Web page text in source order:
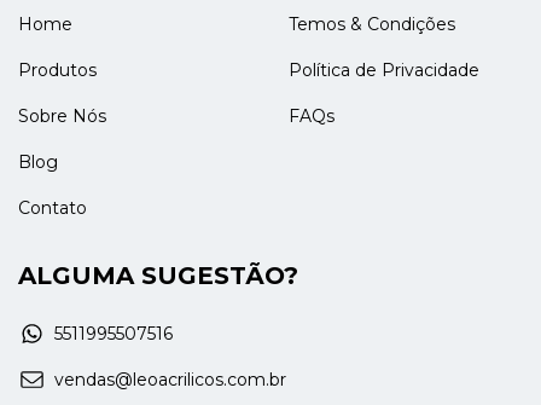
Home
Produtos
Sobre Nós
Blog
Contato
Temos & Condições
Política de Privacidade
FAQs
ALGUMA SUGESTÃO?
5511995507516
vendas@leoacrilicos.com.br